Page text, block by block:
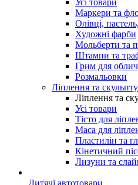
Усі товари
Маркери та
Олівці,
Художні фарби
Мольберти та
Штампи та
Грим для
Розмальовки
Ліплення та
Ліплення та
Усі товари
Тісто для
Маса для
Пластилін та
Кінетичний
Лизуни та
Дитячі автотовари